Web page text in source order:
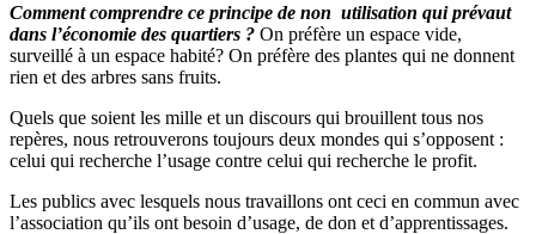
Comment comprendre ce principe de non utilisation qui prévaut
dans l’économie des quartiers ? On préfère un espace vide,
surveillé à un espace habité? On préfère des plantes qui ne donnent
rien et des arbres sans fruits.
Quels que soient les mille et un discours qui brouillent tous nos
repères, nous retrouverons toujours deux mondes qui s’opposent :
celui qui recherche l’usage contre celui qui recherche le profit.
Les publics avec lesquels nous travaillons ont ceci en commun avec
l’association qu’ils ont besoin d’usage, de don et d’apprentissages.